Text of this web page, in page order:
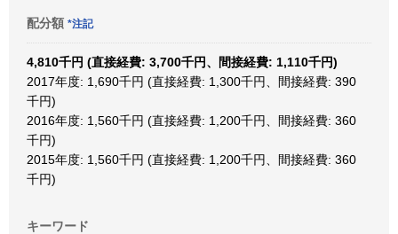
配分額 *注記
4,810千円 (直接経費: 3,700千円、間接経費: 1,110千円)
2017年度: 1,690千円 (直接経費: 1,300千円、間接経費: 390
千円)
2016年度: 1,560千円 (直接経費: 1,200千円、間接経費: 360
千円)
2015年度: 1,560千円 (直接経費: 1,200千円、間接経費: 360
千円)
キーワード